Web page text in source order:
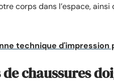
corps dans l’espace, ainsi
technique
chaussures